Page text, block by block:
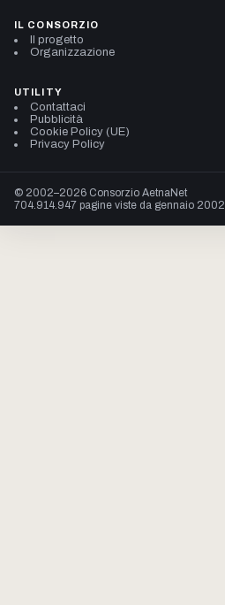
IL CONSORZIO
Il progetto
Organizzazione
UTILITY
Contattaci
Pubblicità
Cookie Policy (UE)
Privacy Policy
© 2002–2026 Consorzio AetnaNet
704.914.947 pagine viste da gennaio 2002